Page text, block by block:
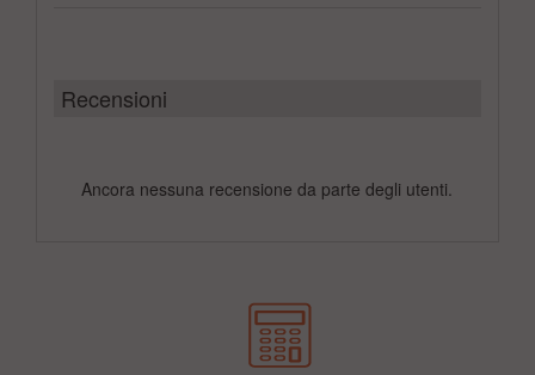
Recensioni
Ancora nessuna recensione da parte degli utenti.